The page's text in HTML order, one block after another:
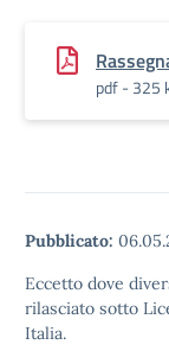
pdf - 325
Pubblicato:
Eccetto dove
rilasciato sotto
Italia.